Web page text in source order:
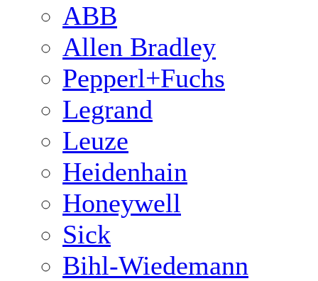
ABB
Allen Bradley
Pepperl+Fuchs
Legrand
Leuze
Heidenhain
Honeywell
Sick
Bihl-Wiedemann